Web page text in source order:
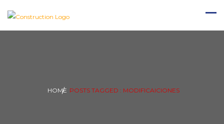
HOME POSTS TAGGED : MODIFICAICIONES